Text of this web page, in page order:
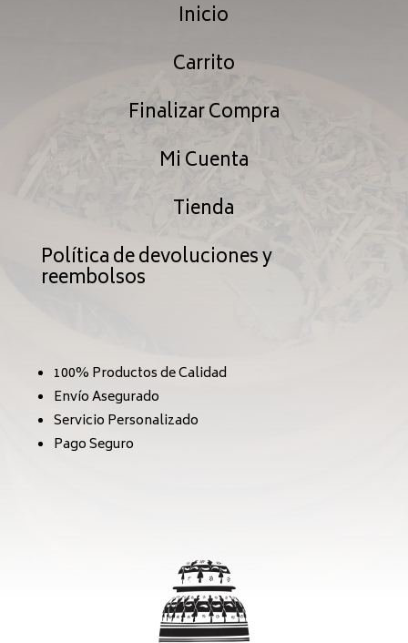
Inicio
Carrito
Finalizar Compra
Mi Cuenta
Tienda
Política de devoluciones y
reembolsos
100% Productos de Calidad
Envío Asegurado
Servicio Personalizado
Pago Seguro